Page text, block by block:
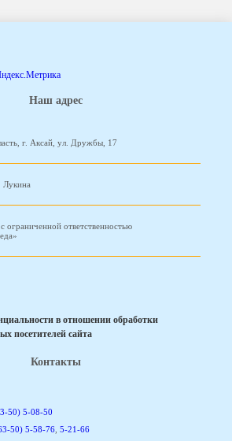
Наш адрес
г. Аксай, ул. Дружбы, 17
Лукина
ограниченной ответственностью
в отношении обработки
посетителей сайта
Контакты
50) 5-08-50
50) 5-58-76, 5-21-66